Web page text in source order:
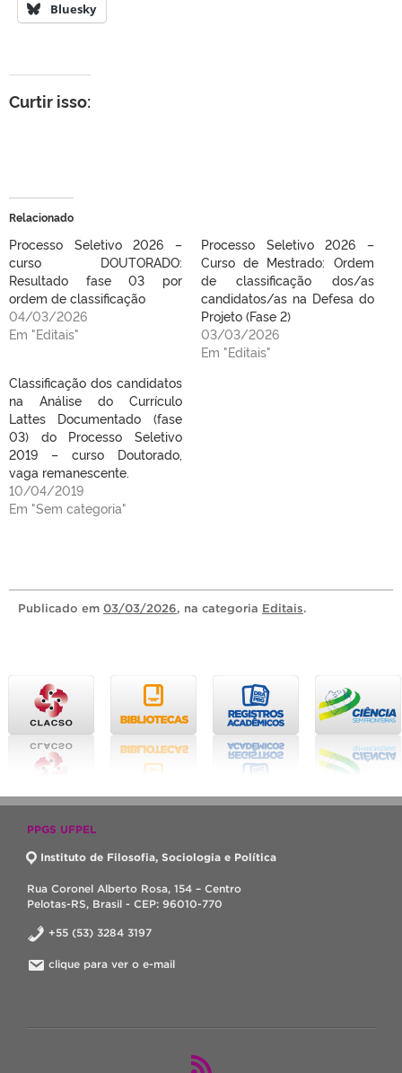
Bluesky
Curtir isso:
Relacionado
Processo Seletivo 2026 –
curso DOUTORADO:
Resultado fase 03 por
ordem de classificação
04/03/2026
Em "Editais"
Processo Seletivo 2026 –
Curso de Mestrado: Ordem
de classificação dos/as
candidatos/as na Defesa do
Projeto (Fase 2)
03/03/2026
Em "Editais"
Classificação dos candidatos
na Análise do Currículo
Lattes Documentado (fase
03) do Processo Seletivo
2019 – curso Doutorado,
vaga remanescente.
10/04/2019
Em "Sem categoria"
Publicado em 03/03/2026, na categoria Editais.
PPGS UFPEL
Instituto de Filosofia, Sociologia e Política
Rua Coronel Alberto Rosa, 154 – Centro
Pelotas-RS, Brasil - CEP: 96010-770
+55 (53) 3284 3197
clique para ver o e-mail